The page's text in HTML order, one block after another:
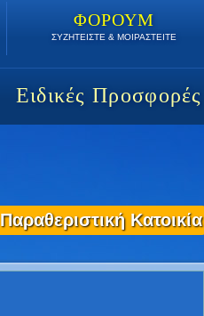
ΦΟΡΟΥΜ
ΣΥΖΗΤΕΙΣΤΕ & ΜΟΙΡΑΣΤΕΙΤΕ
Ειδικές Προσφορές
Παραθεριστική Κατοικία